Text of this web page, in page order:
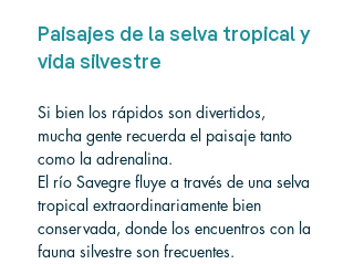
Paisajes de la selva tropical y
vida silvestre
Si bien los rápidos son divertidos,
mucha gente recuerda el paisaje tanto
como la adrenalina.
El río Savegre fluye a través de una selva
tropical extraordinariamente bien
conservada, donde los encuentros con la
fauna silvestre son frecuentes.